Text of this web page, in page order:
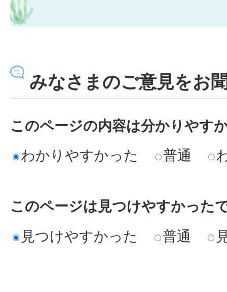
みなさまのご意見をお
このページの内容は分かりやす
わかりやすかった
普通
このページは見つけやすかった
見つけやすかった
普通